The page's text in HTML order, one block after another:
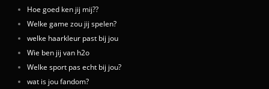
Hoe goed ken jij mij??
Welke game zou jij spelen?
welke haarkleur past bij jou
Wie ben jij van h2o
Welke sport pas echt bij jou?
wat is jou fandom?